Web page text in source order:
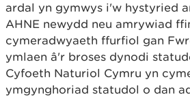
ardal yn gymwys i'w hystyried
AHNE newydd neu amrywiad
cymeradwyaeth ffurfiol gan
ymlaen â'r broses dynodi
Cyfoeth Naturiol Cymru yn
ymgynghoriad statudol o dan